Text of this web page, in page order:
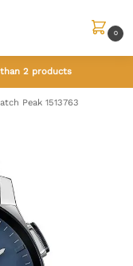
0
than 2 products
Peak 1513763